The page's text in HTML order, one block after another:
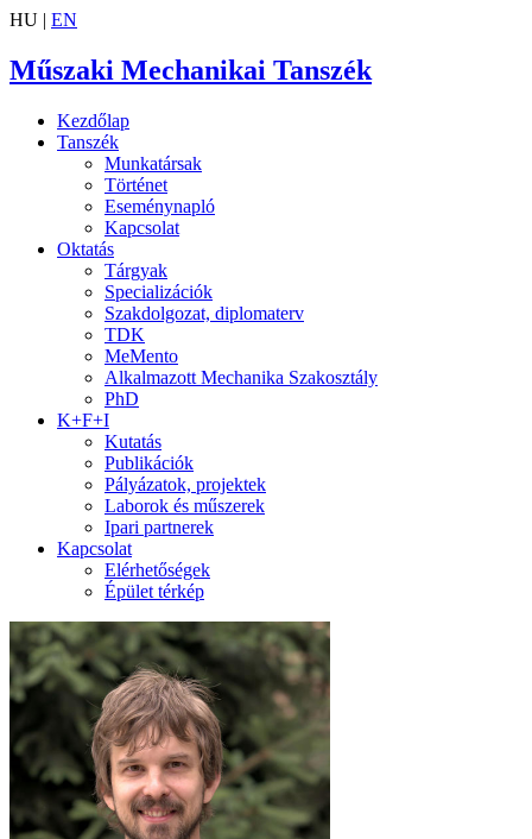
HU | EN
Műszaki Mechanikai Tanszék
Kezdőlap
Tanszék
Munkatársak
Történet
Eseménynapló
Kapcsolat
Oktatás
Tárgyak
Specializációk
Szakdolgozat, diplomaterv
TDK
MeMento
Alkalmazott Mechanika Szakosztály
PhD
K+F+I
Kutatás
Publikációk
Pályázatok, projektek
Laborok és műszerek
Ipari partnerek
Kapcsolat
Elérhetőségek
Épület térkép